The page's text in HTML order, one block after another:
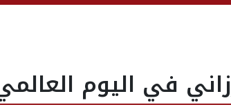
في اليوم